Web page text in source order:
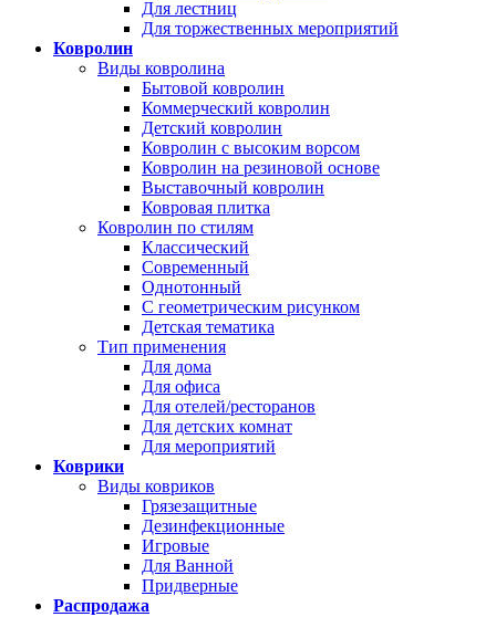
Для лестниц
Для торжественных мероприятий
Ковролин
Виды ковролина
Бытовой ковролин
Коммерческий ковролин
Детский ковролин
Ковролин с высоким ворсом
Ковролин на резиновой основе
Выставочный ковролин
Ковровая плитка
Ковролин по стилям
Классический
Современный
Однотонный
С геометрическим рисунком
Детская тематика
Тип применения
Для дома
Для офиса
Для отелей/ресторанов
Для детских комнат
Для мероприятий
Коврики
Виды ковриков
Грязезащитные
Дезинфекционные
Игровые
Для Ванной
Придверные
Распродажа